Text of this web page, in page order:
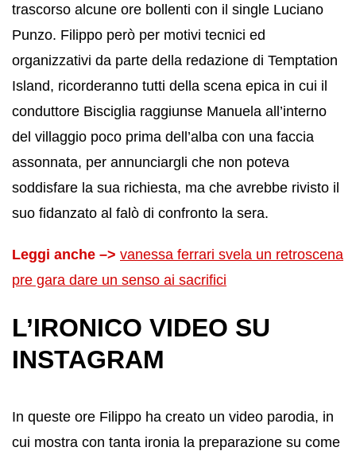
trascorso alcune ore bollenti con il single Luciano
Punzo. Filippo però per motivi tecnici ed
organizzativi da parte della redazione di Temptation
Island, ricorderanno tutti della scena epica in cui il
conduttore Bisciglia raggiunse Manuela all’interno
del villaggio poco prima dell’alba con una faccia
assonnata, per annunciargli che non poteva
soddisfare la sua richiesta, ma che avrebbe rivisto il
suo fidanzato al falò di confronto la sera.
Leggi anche –> vanessa ferrari svela un retroscena
pre gara dare un senso ai sacrifici
L’IRONICO VIDEO SU
INSTAGRAM
In queste ore Filippo ha creato un video parodia, in
cui mostra con tanta ironia la preparazione su come